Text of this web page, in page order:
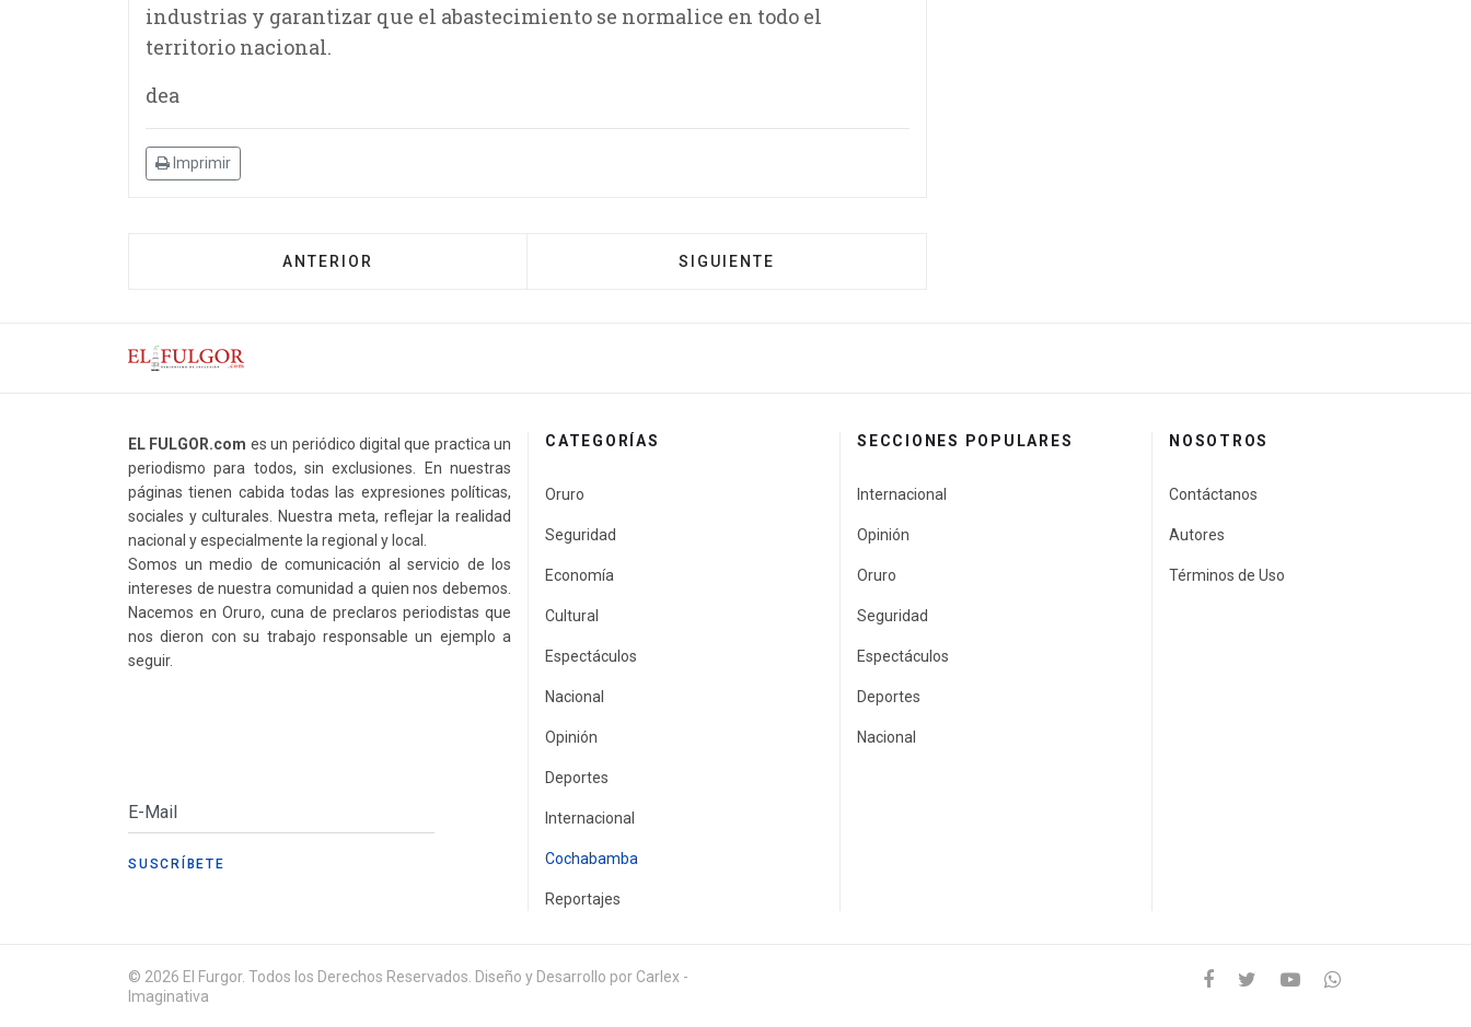
industrias y garantizar que el abastecimiento se normalice en todo el
territorio nacional.
dea
Imprimir
ANTERIOR SIGUIENTE
EL FULGOR.com es un periódico digital que practica un
periodismo para todos, sin exclusiones. En nuestras
páginas tienen cabida todas las expresiones políticas,
sociales y culturales. Nuestra meta, reflejar la realidad
nacional y especialmente la regional y local.
Somos un medio de comunicación al servicio de los
intereses de nuestra comunidad a quien nos debemos.
Nacemos en Oruro, cuna de preclaros periodistas que
nos dieron con su trabajo responsable un ejemplo a
seguir.
CATEGORÍAS
Oruro
Seguridad
Economía
Cultural
Espectáculos
Nacional
Opinión
Deportes
Internacional
Cochabamba
Reportajes
SECCIONES POPULARES
Internacional
Opinión
Oruro
Seguridad
Espectáculos
Deportes
Nacional
NOSOTROS
Contáctanos
Autores
Términos de Uso
© 2026 El Furgor. Todos los Derechos Reservados. Diseño y Desarrollo por Carlex -
Imaginativa